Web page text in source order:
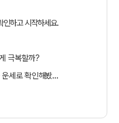
인하고 시작하세요.
극복할까?
로 확인해봤어요!